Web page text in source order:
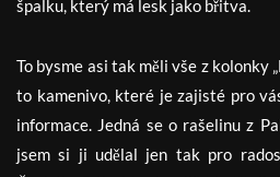
špalku, který má lesk jako břitva.
To bysme asi tak měli vše z kolonky
to kamenivo, které je zajisté pro
informace. Jedná se o rašelinu z
jsem si ji udělal jen tak pro